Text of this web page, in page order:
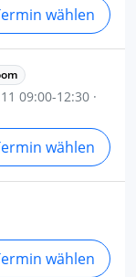
wählen
09:00-12:30 ·
wählen
wählen